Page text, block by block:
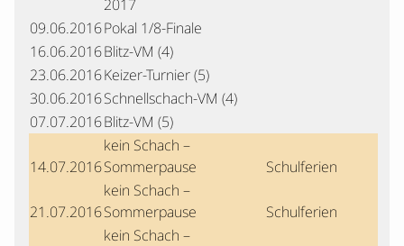
2017
09.06.2016Pokal 1/8-Finale
16.06.2016Blitz-VM (4)
23.06.2016Keizer-Turnier (5)
30.06.2016Schnellschach-VM (4)
07.07.2016Blitz-VM (5)
14.07.2016
kein Schach –
Sommerpause
Schulferien
21.07.2016
kein Schach –
Sommerpause
Schulferien
kein Schach –